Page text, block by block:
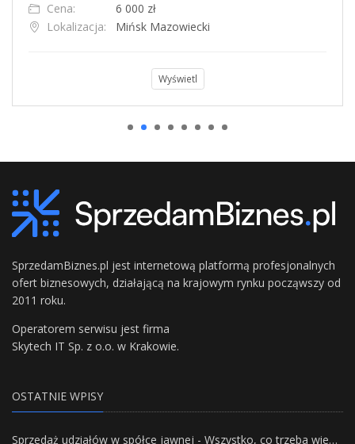
Cena:
6 000 zł
Lokalizacja:
Mińsk Mazowiecki
Wyświetl
SprzedamBiznes.pl jest internetową platformą profesjonalnych
ofert biznesowych, działającą na krajowym rynku począwszy od
2011 roku.
Operatorem serwisu jest firma
Skytech IT Sp. z o.o. w Krakowie.
OSTATNIE WPISY
Sprzedaż udziałów w spółce jawnej - Wszystko, co trzeba wiedzieć.